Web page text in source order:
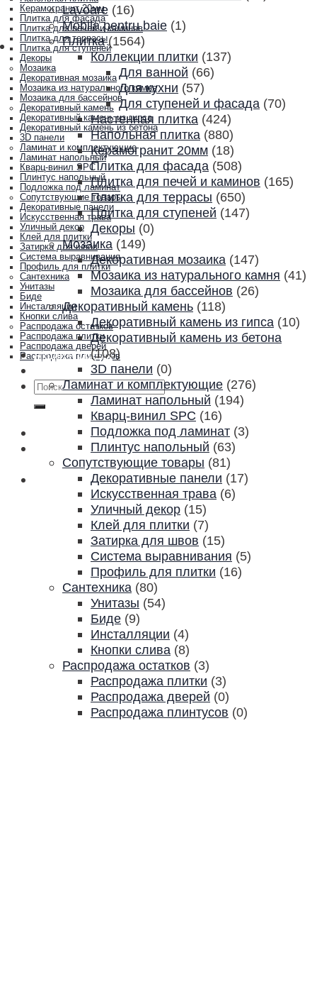
Керамогранит 20мм
Плитка для фасада
Плитка для печей и каминов
Плитка для террасы
Плитка для ступеней
Декоры
Мозаика
Декоративная мозаика
Мозаика из натурального камня
Мозаика для бассейнов
Декоративный камень
Декоративный камень из гипса
Декоративный камень из бетона
3D панели
Ламинат и комплектующие
Ламинат напольный
Кварц-винил SPC
Плинтус напольный
Подложка под ламинат
Сопутствующие товары
Декоративные панели
Искусственная трава
Уличный декор
Клей для плитки
Затирка для швов
Система выравнивания
Профиль для плитки
Сантехника
Унитазы
Биде
Инсталляции
Кнопки слива
Распродажа остатков
Распродажа плитки
Распродажа дверей
Распродажа плинтусов
Акции и скидки
Контакты
Искать:
Lavoare (16)
Mobila pentru baie (1)
Плитка (1564)
Коллекции плитки (137)
Для ванной (66)
Для кухни (57)
Для ступеней и фасада (70)
Настенная плитка (424)
Напольная плитка (880)
Керамогранит 20мм (18)
Плитка для фасада (508)
Плитка для печей и каминов (165)
Плитка для террасы (650)
Плитка для ступеней (147)
Декоры (0)
Мозаика (149)
Декоративная мозаика (147)
Мозаика из натурального камня (41)
Мозаика для бассейнов (26)
Декоративный камень (118)
Декоративный камень из гипса (10)
Декоративный камень из бетона
(108)
3D панели (0)
Ламинат и комплектующие (276)
Ламинат напольный (194)
Кварц-винил SPC (16)
Подложка под ламинат (3)
Плинтус напольный (63)
Сопутствующие товары (81)
Декоративные панели (17)
Искусственная трава (6)
Уличный декор (15)
Клей для плитки (7)
Затирка для швов (15)
Система выравнивания (5)
Профиль для плитки (16)
Сантехника (80)
Унитазы (54)
Биде (9)
Инсталляции (4)
Кнопки слива (8)
Распродажа остатков (3)
Распродажа плитки (3)
Распродажа дверей (0)
Распродажа плинтусов (0)